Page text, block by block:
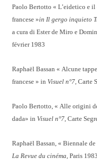
Paolo Bertotto « L’eidetico e
francese »in Il gergo inquieto
a cura di Ester de Miro e
février 1983
Raphaël Bassan « Alcune
francese » in Visuel n°7, Carte
Paolo Bertotto, « Alle origini
dada» in Visuel n°7, Carte
Raphaël Bassan, « Biennale
La Revue du cinéma, Paris 1983